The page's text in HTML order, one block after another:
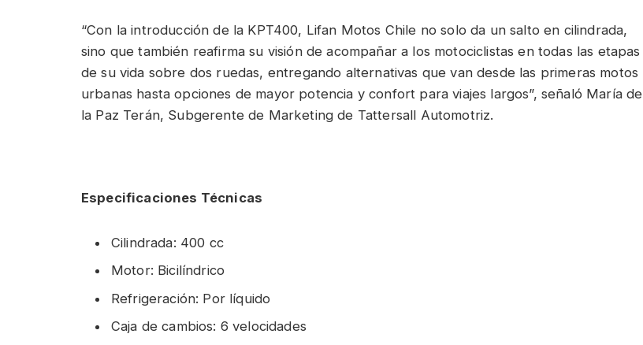
“Con la introducción de la KPT400, Lifan Motos Chile no solo da un salto en cilindrada,
sino que también reafirma su visión de acompañar a los motociclistas en todas las etapas
de su vida sobre dos ruedas, entregando alternativas que van desde las primeras motos
urbanas hasta opciones de mayor potencia y confort para viajes largos”, señaló María de
la Paz Terán, Subgerente de Marketing de Tattersall Automotriz.
Especificaciones Técnicas
Cilindrada: 400 cc
Motor: Bicilíndrico
Refrigeración: Por líquido
Caja de cambios: 6 velocidades